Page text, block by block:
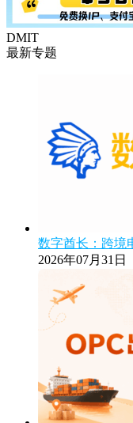
DMIT
最新专题
数字酋长：跨境
2026年07月31日